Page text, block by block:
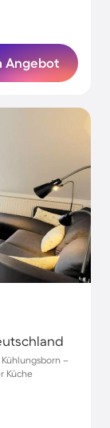
Angebot
–
Küche